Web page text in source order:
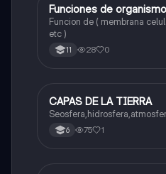
FBiologia
Funciones de
Funcion de ( membrana
etc )
11 28 0
Biologia
CAPAS DE LA TIERRA
6 75 1